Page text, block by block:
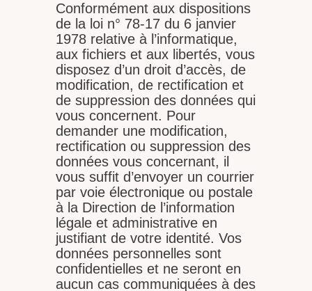
Conformément aux dispositions
de la loi n° 78-17 du 6 janvier
1978 relative à l’informatique,
aux fichiers et aux libertés, vous
disposez d’un droit d’accès, de
modification, de rectification et
de suppression des données qui
vous concernent. Pour
demander une modification,
rectification ou suppression des
données vous concernant, il
vous suffit d’envoyer un courrier
par voie électronique ou postale
à la Direction de l’information
légale et administrative en
justifiant de votre identité. Vos
données personnelles sont
confidentielles et ne seront en
aucun cas communiquées à des